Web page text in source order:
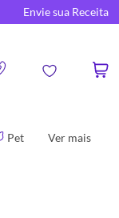
Envie sua Receita
0
Pet Ver mais